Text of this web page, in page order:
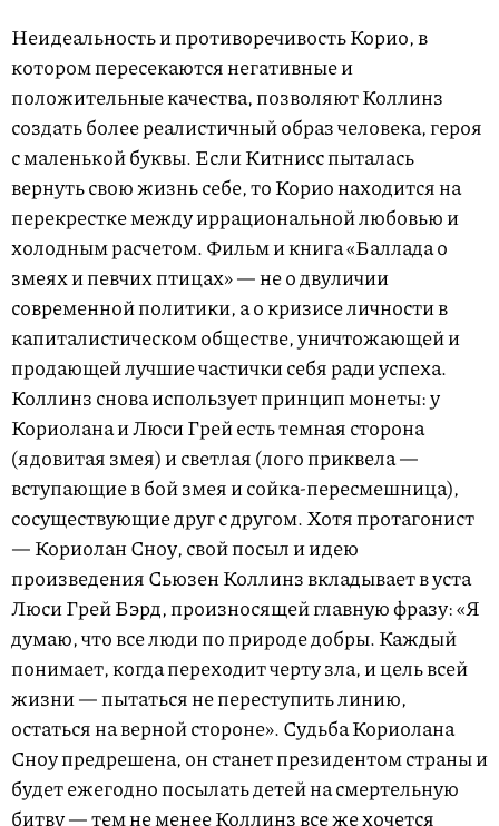
Неидеальность и противоречивость Корио, в
котором пересекаются негативные и
положительные качества, позволяют Коллинз
создать более реалистичный образ человека, героя
с маленькой буквы. Если Китнисс пыталась
вернуть свою жизнь себе, то Корио находится на
перекрестке между иррациональной любовью и
холодным расчетом. Фильм и книга «Баллада о
змеях и певчих птицах» — не о двуличии
современной политики, а о кризисе личности в
капиталистическом обществе, уничтожающей и
продающей лучшие частички себя ради успеха.
Коллинз снова использует принцип монеты: у
Кориолана и Люси Грей есть темная сторона
(ядовитая змея) и светлая (лого приквела —
вступающие в бой змея и сойка-пересмешница),
сосуществующие друг с другом. Хотя протагонист
— Кориолан Сноу, свой посыл и идею
произведения Сьюзен Коллинз вкладывает в уста
Люси Грей Бэрд, произносящей главную фразу: «Я
думаю, что все люди по природе добры. Каждый
понимает, когда переходит черту зла, и цель всей
жизни — пытаться не переступить линию,
остаться на верной стороне». Судьба Кориолана
Сноу предрешена, он станет президентом страны и
будет ежегодно посылать детей на смертельную
битву — тем не менее Коллинз все же хочется